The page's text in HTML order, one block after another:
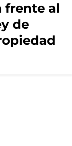
frente al
de